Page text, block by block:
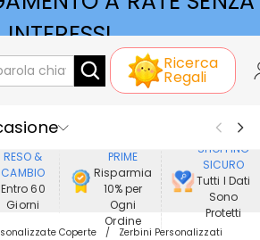
INTERESSI
Ricerca
Regali
Best Seller
Nuovi
RESO &
CAMBIO
Entro 60
Giorni
PRIME
Risparmia
10% per
Ogni
Ordine
SHOPPING
SICURO
Tutti I Dati
Sono
Protetti
Coperte Zerbini Personalizzati